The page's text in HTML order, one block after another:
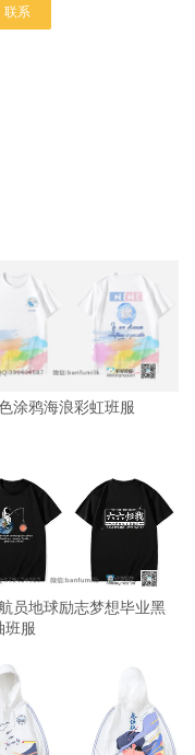
联系
涂鸦海浪彩虹班服
员地球励志梦想毕业黑
班服